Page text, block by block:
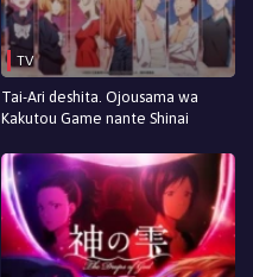
TV
Tai-Ari deshita. Ojousama wa
Kakutou Game nante Shinai